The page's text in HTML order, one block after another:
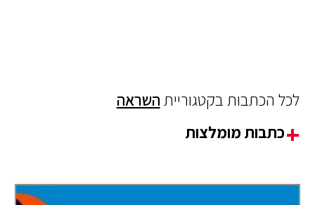
לכל הכתבות בקטגוריית השראה
כתבות מומלצות